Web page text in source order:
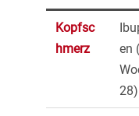
Kopfsc
hmerz
en
28)